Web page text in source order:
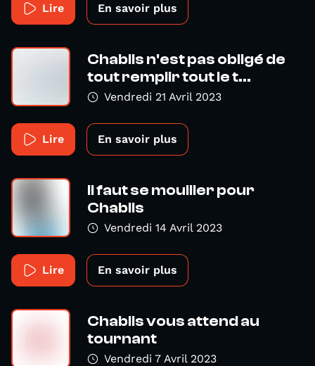
Lire En savoir plus
Chablis n'est pas obligé de
tout remplir tout le t...
Vendredi 21 Avril 2023
Lire En savoir plus
Il faut se mouiller pour
Chablis
Vendredi 14 Avril 2023
Lire En savoir plus
Chablis vous attend au
tournant
Vendredi 7 Avril 2023